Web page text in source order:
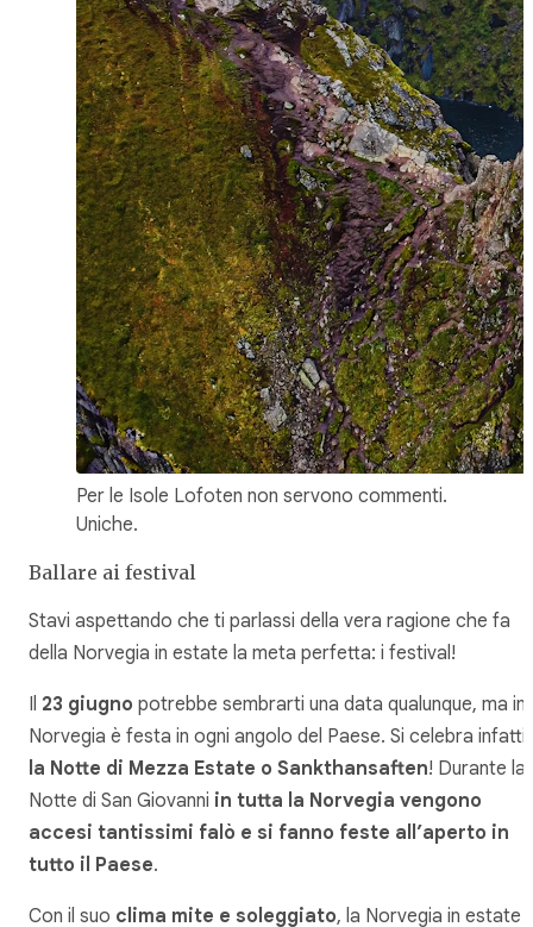
Per le Isole Lofoten non servono commenti.
Uniche.
Ballare ai festival
Stavi aspettando che ti parlassi della vera ragione che fa
della Norvegia in estate la meta perfetta: i festival!
Il 23 giugno potrebbe sembrarti una data qualunque, ma in
Norvegia è festa in ogni angolo del Paese. Si celebra infatti
la Notte di Mezza Estate o Sankthansaften! Durante la
Notte di San Giovanni in tutta la Norvegia vengono
accesi tantissimi falò e si fanno feste all’aperto in
tutto il Paese.
Con il suo clima mite e soleggiato, la Norvegia in estate